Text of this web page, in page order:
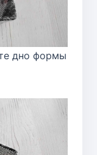
дно формы